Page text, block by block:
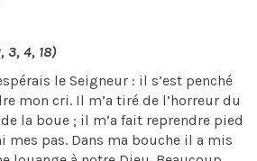
3, 4, 18)
le Seigneur : il s’est penché
mon cri. Il m’a tiré de l’horreur du
la boue ; il m’a fait reprendre pied
mes pas. Dans ma bouche il a mis